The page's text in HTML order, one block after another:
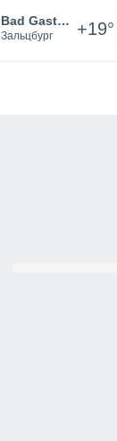
Bad Gastein - Graukogel
Зальцбург +19°